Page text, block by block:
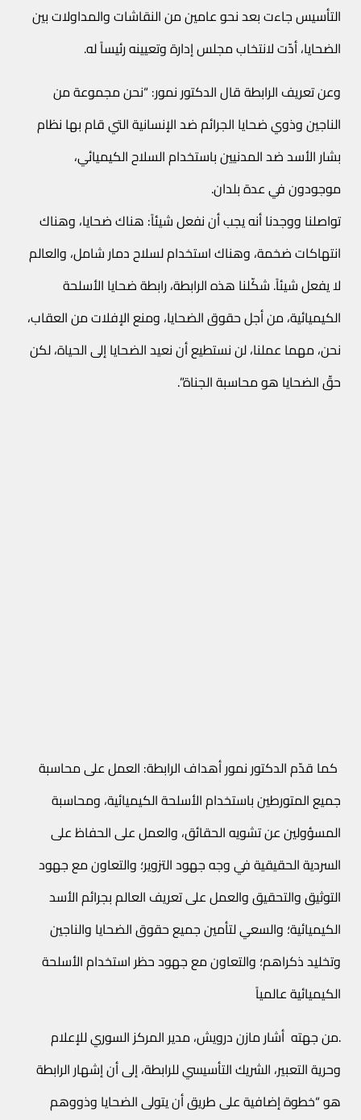
التأسيس جاءت بعد نحو عامين من النقاشات والمداولات بين
الضحايا، أدّت لانتخاب مجلس إدارة وتعيينه رئيساً له.
وعن تعريف الرابطة قال الدكتور نمور: “نحن مجموعة من
الناجين وذوي ضحايا الجرائم ضد الإنسانية التي قام بها نظام
بشار الأسد ضد المدنيين باستخدام السلاح الكيميائي،
موجودون في عدة بلدان.
تواصلنا ووجدنا أنه يجب أن نفعل شيئاً: هناك ضحايا، وهناك
انتهاكات ضخمة، وهناك استخدام لسلاح دمار شامل، والعالم
لا يفعل شيئاً. شكّلنا هذه الرابطة، رابطة ضحايا الأسلحة
الكيميائية، من أجل حقوق الضحايا، ومنع الإفلات من العقاب،
نحن، مهما عملنا، لن نستطيع أن نعيد الضحايا إلى الحياة، لكن
حقّ الضحايا هو محاسبة الجناة”.
كما قدّم الدكتور نمور أهداف الرابطة: العمل على محاسبة
جميع المتورطين باستخدام الأسلحة الكيميائية، ومحاسبة
المسؤولين عن تشويه الحقائق، والعمل على الحفاظ على
السردية الحقيقية في وجه جهود التزوير؛ والتعاون مع جهود
التوثيق والتحقيق والعمل على تعريف العالم بجرائم الأسد
الكيميائية؛ والسعي لتأمين جميع حقوق الضحايا والناجين
وتخليد ذكراهم؛ والتعاون مع جهود حظر استخدام الأسلحة
الكيميائية عالمياً
.من جهته أشار مازن درويش، مدير المركز السوري للإعلام
وحرية التعبير، الشريك التأسيسي للرابطة، إلى أن إشهار الرابطة
هو “خطوة إضافية على طريق أن يتولى الضحايا وذووهم